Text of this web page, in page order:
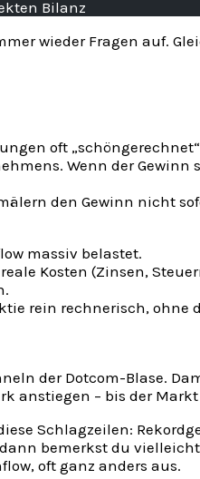
wieder Fragen auf.
oft
Wenn der Gewinn
den Gewinn nicht
massiv belastet.
Kosten (Zinsen,
rein rechnerisch, ohne
der Dotcom-Blase.
anstiegen – bis der
Schlagzeilen:
bemerkst du
oft ganz anders aus.